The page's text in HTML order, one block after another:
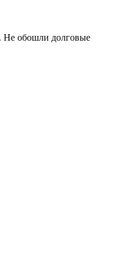
Не обошли долговые